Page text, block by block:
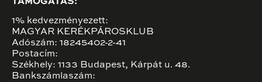
TÁMOGATÁS:
1% kedvezményezett:
MAGYAR KERÉKPÁROSKLUB
Adószám: 18245402-2-41
Postacím:
Székhely: 1133 Budapest, Kárpát u. 48.
Bankszámlaszám: